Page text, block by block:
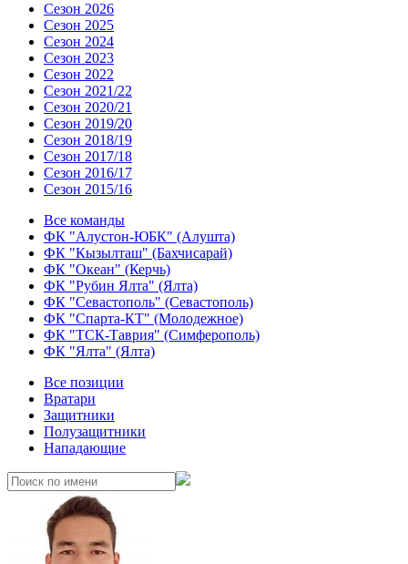
Сезон 2026
Сезон 2025
Сезон 2024
Сезон 2023
Сезон 2022
Сезон 2021/22
Сезон 2020/21
Сезон 2019/20
Сезон 2018/19
Сезон 2017/18
Сезон 2016/17
Сезон 2015/16
Все команды
ФК "Алустон-ЮБК" (Алушта)
ФК "Кызылташ" (Бахчисарай)
ФК "Океан" (Керчь)
ФК "Рубин Ялта" (Ялта)
ФК "Севастополь" (Севастополь)
ФК "Спарта-КТ" (Молодежное)
ФК "ТСК-Таврия" (Симферополь)
ФК "Ялта" (Ялта)
Все позиции
Вратари
Защитники
Полузащитники
Нападающие